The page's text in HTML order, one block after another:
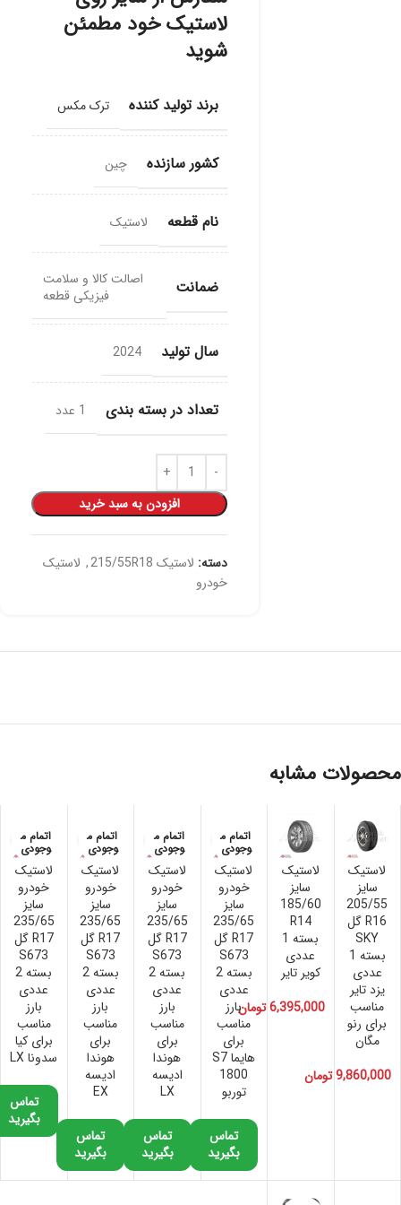
لاستیک خود مطمئن
شوید
برند تولید کننده ترک مکس
کشور سازنده چین
نام قطعه لاستیک
ضمانت
اصالت کالا و سلامت
فیزیکی قطعه
سال تولید 2024
تعداد در بسته بندی 1 عدد
افزودن به سبد خرید
دسته: لاستیک 215/55R18 , لاستیک
خودرو
محصولات مشابه
لاستیک
سایز
205/55
R16 گل
SKY
بسته 1
عددی
یزد تایر
مناسب
برای رنو
مگان
9,860,000تومان
لاستیک
سایز
185/60
R14
بسته 1
عددی
کویر تایر
6,395,000 تومان
اتمام م
وجودی
لاستیک
خودرو
سایز
235/65
R17 گل
S673
بسته 2
عددی
بارز
مناسب
برای
هایما S7
1800
توربو
تماس
بگیرید
اتمام م
وجودی
لاستیک
خودرو
سایز
235/65
R17 گل
S673
بسته 2
عددی
بارز
مناسب
برای
هوندا
ادیسه
LX
تماس
بگیرید
اتمام م
وجودی
لاستیک
خودرو
سایز
235/65
R17 گل
S673
بسته 2
عددی
بارز
مناسب
برای
هوندا
ادیسه
EX
تماس
بگیرید
اتمام م
وجودی
لاستیک
خودرو
سایز
235/65
R17 گل
S673
بسته 2
عددی
بارز
مناسب
برای کیا
سدونا LX
تماس
بگیرید